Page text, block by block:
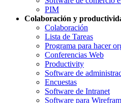
PIM
Colaboración y
Colaboración
Lista de Tareas
Programa para hacer
Conferencias Web
Productivity
Software de
Encuestas
Software de Intranet
Software para